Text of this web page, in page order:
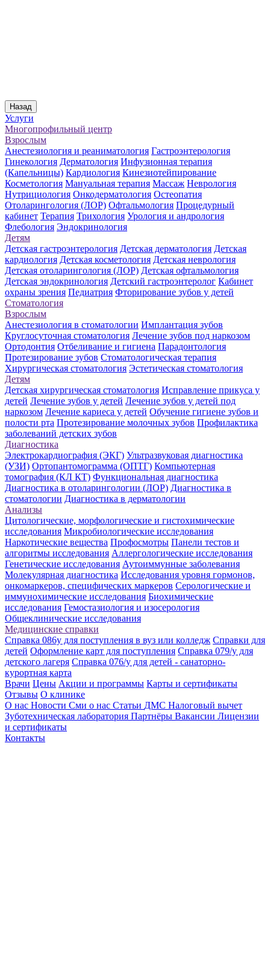
Назад
Услуги
Многопрофильный центр
Взрослым
Анестезиология и реаниматология Гастроэнтерология
Гинекология Дерматология Инфузионная терапия
(Капельницы) Кардиология Кинезиотейпирование
Косметология Мануальная терапия Массаж Неврология
Нутрициология Онкодерматология Остеопатия
Отоларингология (ЛОР) Офтальмология Процедурный
кабинет Терапия Трихология Урология и андрология
Флебология Эндокринология
Детям
Детская гастроэнтерология Детская дерматология Детская
кардиология Детская косметология Детская неврология
Детская отоларингология (ЛОР) Детская офтальмология
Детская эндокринология Детский гастроэнтеролог Кабинет
охраны зрения Педиатрия Фторирование зубов у детей
Стоматология
Взрослым
Анестезиология в стоматологии Имплантация зубов
Круглосуточная стоматология Лечение зубов под наркозом
Ортодонтия Отбеливание и гигиена Парадонтология
Протезирование зубов Стоматологическая терапия
Хирургическая стоматология Эстетическая стоматология
Детям
Детская хирургическая стоматология Исправление прикуса у
детей Лечение зубов у детей Лечение зубов у детей под
наркозом Лечение кариеса у детей Обучение гигиене зубов и
полости рта Протезирование молочных зубов Профилактика
заболеваний детских зубов
Диагностика
Электрокардиография (ЭКГ) Ультразвуковая диагностика
(УЗИ) Ортопантомограмма (ОПТГ) Компьютерная
томография (КЛ КТ) Функциональная диагностика
Диагностика в отоларингологии (ЛОР) Диагностика в
стоматологии Диагностика в дерматологии
Анализы
Цитологические, морфологические и гистохимические
исследования Микробиологические исследования
Наркотические вещества Профосмотры Панели тестов и
алгоритмы исследования Аллергологические исследования
Генетические исследования Аутоиммунные заболевания
Молекулярная диагностика Исследования уровня гормонов,
онкомаркеров, специфических маркеров Серологические и
иммунохимические исследования Биохимические
исследования Гемостазиология и изосерология
Общеклинические исследования
Медицинские справки
Справка 086у для поступления в вуз или колледж Справки для
детей Оформление карт для поступления Справка 079/у для
детского лагеря Справка 076/у для детей - санаторно-
курортная карта
Врачи Цены Акции и программы Карты и сертификаты
Отзывы О клинике
О нас Новости Сми о нас Статьи ДМС Налоговый вычет
Зуботехническая лаборатория Партнёры Вакансии Лицензии
и сертификаты
Контакты